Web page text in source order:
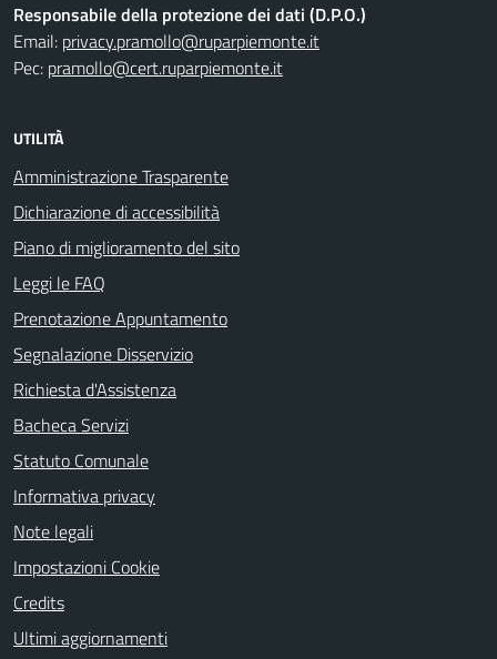
Responsabile della protezione dei dati (D.P.O.)
Email: privacy.pramollo@ruparpiemonte.it
Pec: pramollo@cert.ruparpiemonte.it
UTILITÀ
Amministrazione Trasparente
Dichiarazione di accessibilità
Piano di miglioramento del sito
Leggi le FAQ
Prenotazione Appuntamento
Segnalazione Disservizio
Richiesta d'Assistenza
Bacheca Servizi
Statuto Comunale
Informativa privacy
Note legali
Impostazioni Cookie
Credits
Ultimi aggiornamenti